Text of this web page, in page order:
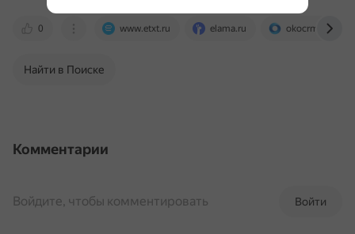
0 www.etxt.ru elama.ru okocrm.com
Найти в Поиске
Комментарии
Войти
Войдите, чтобы комментировать